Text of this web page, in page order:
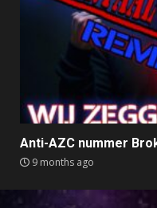
Anti-AZC nummer
9 months ago